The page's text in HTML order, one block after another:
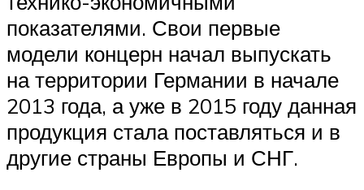
показателями. Свои первые
модели концерн начал выпускать
на территории Германии в начале
2013 года, а уже в 2015 году данная
продукция стала поставляться и в
другие страны Европы и СНГ.